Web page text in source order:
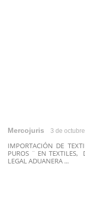
Mercojuris 3 de
IMPORTACIÓN DE
PUROS ¨ EN TEXTILES,
LEGAL ADUANERA ...